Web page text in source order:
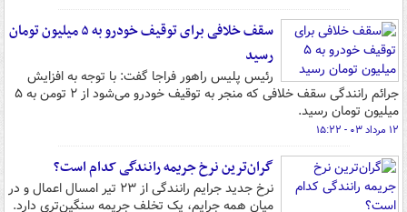
سقف خلافی برای توقیف خودرو به ۵ میلیون تومان
رسید
رئیس پلیس راهور فراجا گفت: با توجه به افزایش
جرائم رانندگی سقف خلافی که منجر به توقیف خودرو می‌شود از ۲ تومن به ۵
میلیون تومان رسید.
۱۲ مرداد ۰۳ - ۱۵:۲۲
گران‌ترین نرخ جریمه رانندگی کدام است؟
نرخ جدید جرایم رانندگی از ۲۳ تیر امسال اعمال و در
میان همه جرایم، یک تخلف جریمه سنگین‌تری دارد.